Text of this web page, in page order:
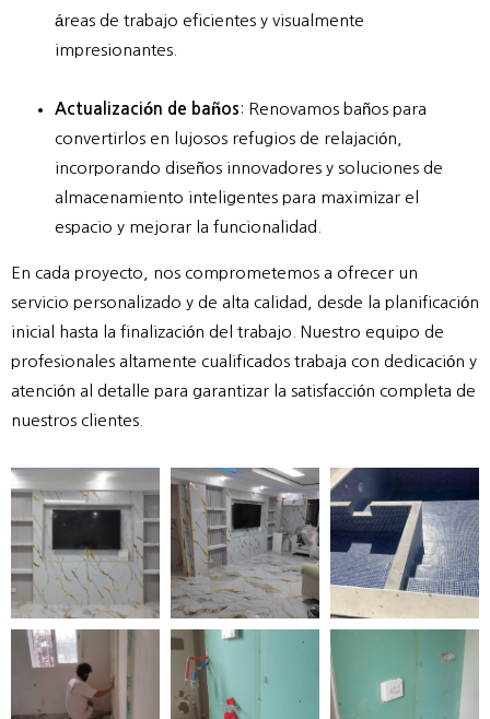
áreas de trabajo eficientes y visualmente
impresionantes.
Actualización de baños : Renovamos baños para
convertirlos en lujosos refugios de relajación,
incorporando diseños innovadores y soluciones de
almacenamiento inteligentes para maximizar el
espacio y mejorar la funcionalidad.
En cada proyecto, nos comprometemos a ofrecer un
servicio personalizado y de alta calidad, desde la planificación
inicial hasta la finalización del trabajo. Nuestro equipo de
profesionales altamente cualificados trabaja con dedicación y
atención al detalle para garantizar la satisfacción completa de
nuestros clientes.